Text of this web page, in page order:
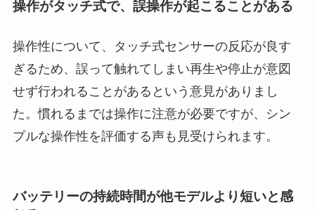
操作がタッチ式で、誤操作が起こることがある
操作性について、タッチ式センサーの反応が良す
ぎるため、誤って触れてしまい再生や停止が意図
せず行われることがあるという意見がありまし
た。慣れるまでは操作に注意が必要ですが、シン
プルな操作性を評価する声も見受けられます。
バッテリーの持続時間が他モデルより短いと感